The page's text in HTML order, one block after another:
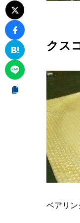
クス
ベアリン